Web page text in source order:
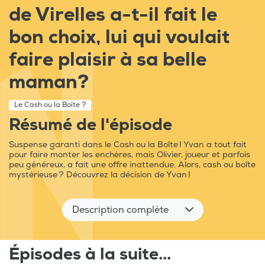
de Virelles a-t-il fait le
bon choix, lui qui voulait
faire plaisir à sa belle
maman?
Le Cash ou la Boîte ?
Résumé de l'épisode
Suspense garanti dans le Cash ou la Boîte ! Yvan a tout fait
pour faire monter les enchères, mais Olivier, joueur et parfois
peu généreux, a fait une offre inattendue. Alors, cash ou boîte
mystérieuse ? Découvrez la décision de Yvan !
Description complète
Épisodes à la suite...